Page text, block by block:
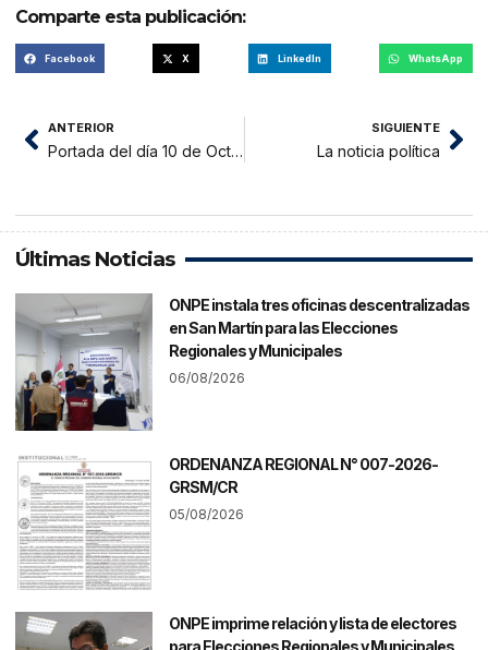
Comparte esta publicación:
Facebook X LinkedIn WhatsApp
ANTERIOR
Portada del día 10 de Octubre del 2014
SIGUIENTE
La noticia política
Últimas Noticias
ONPE instala tres oficinas descentralizadas
en San Martín para las Elecciones
Regionales y Municipales
06/08/2026
ORDENANZA REGIONAL N° 007-2026-
GRSM/CR
05/08/2026
ONPE imprime relación y lista de electores